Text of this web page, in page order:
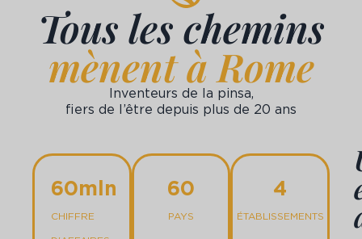
Tous les chemins
mènent à Rome
Inventeurs de la pinsa,
fiers de l’être depuis plus de 20 ans
CHIFFRE
60mln
PAYS
60
ÉTABLISSEMENTS
4